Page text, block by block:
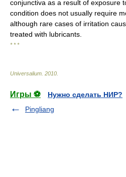
conjunctiva as a result of exposure
condition does not usually require
although rare cases of irritation
treated with lubricants.
* * *
Universalium 2010
Игры ⚽
Нужно сделать НИР?
Pingliang